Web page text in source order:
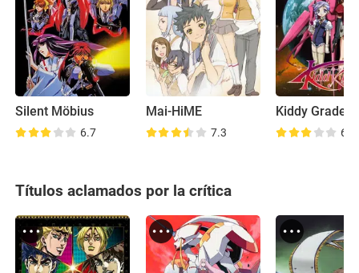
Silent Möbius
6.7
Mai-HiME
7.3
Kiddy Grade
6.6
Títulos aclamados por la crítica